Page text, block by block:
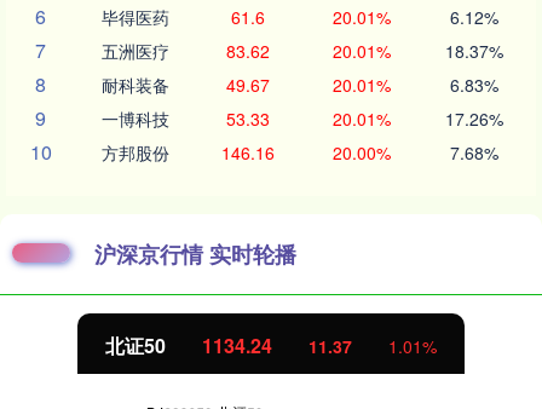
6 毕得医药 61.6 20.01% 6.12%
7 五洲医疗 83.62 20.01% 18.37%
8 耐科装备 49.67 20.01% 6.83%
9 一博科技 53.33 20.01% 17.26%
10 方邦股份 146.16 20.00% 7.68%
沪深京行情 实时轮播
北证50 1134.24 11.37 1.01%